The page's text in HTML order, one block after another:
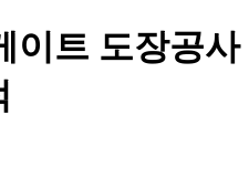
이트 도장공사